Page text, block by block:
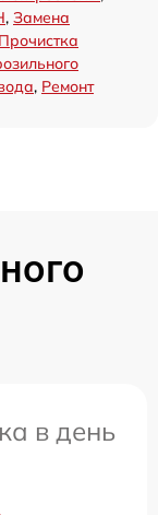
, Замена
Прочистка
, Ремонт
в день